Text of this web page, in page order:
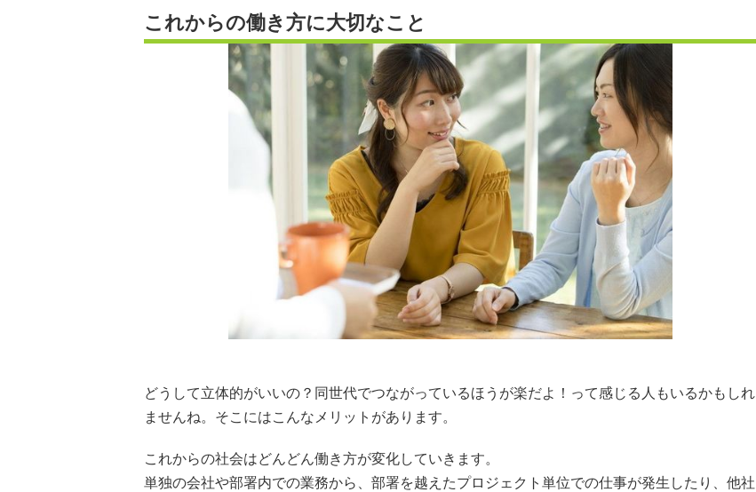
これからの働き方に大切なこと
どうして立体的がいいの？同世代でつながっているほうが楽だよ！って感じる人もいるかもしれ
ませんね。そこにはこんなメリットがあります。
これからの社会はどんどん働き方が変化していきます。
単独の会社や部署内での業務から、部署を越えたプロジェクト単位での仕事が発生したり、他社